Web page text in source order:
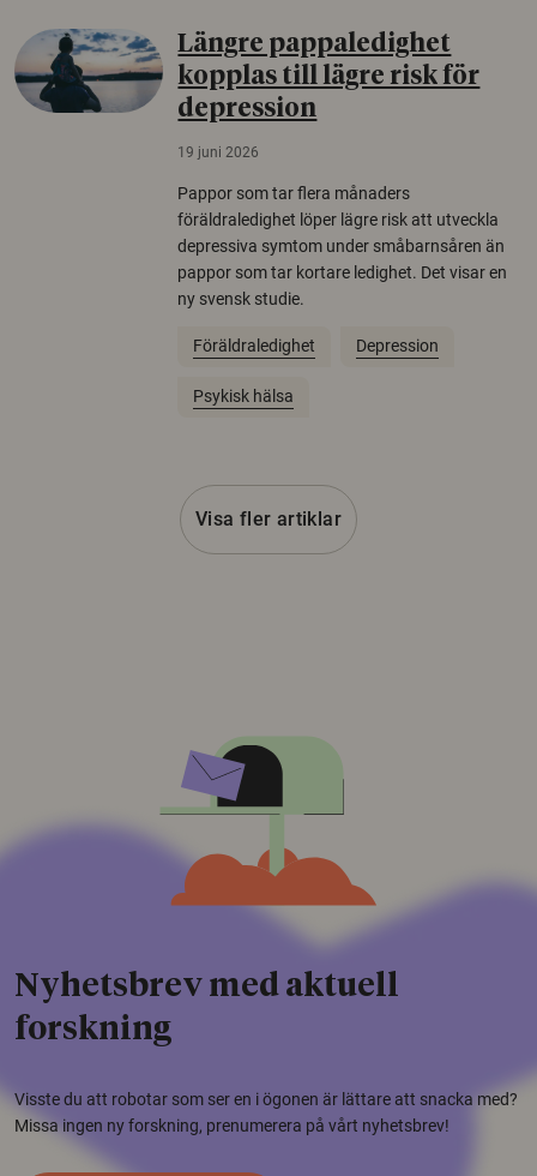
Längre pappaledighet
kopplas till lägre risk för
depression
19 juni 2026
Pappor som tar flera månaders
föräldraledighet löper lägre risk att utveckla
depressiva symtom under småbarnsåren än
pappor som tar kortare ledighet. Det visar en
ny svensk studie.
Föräldraledighet Depression
Psykisk hälsa
Visa fler artiklar
Nyhetsbrev med aktuell
forskning
Visste du att robotar som ser en i ögonen är lättare att snacka med?
Missa ingen ny forskning, prenumerera på vårt nyhetsbrev!